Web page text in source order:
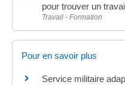
pour trouver un
Travail - Formation
Pour en savoir plus
Service militaire